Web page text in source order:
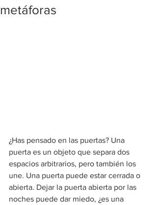
metáforas
¿Has pensado en las puertas? Una
puerta es un objeto que separa dos
espacios arbitrarios, pero también los
une. Una puerta puede estar cerrada o
abierta. Dejar la puerta abierta por las
noches puede dar miedo, ¿es una